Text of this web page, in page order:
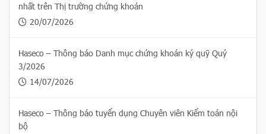
nhất trên Thị trường chứng khoán
20/07/2026
Haseco – Thông báo Danh mục chứng khoán ký quỹ Quý
3/2026
14/07/2026
Haseco – Thông báo tuyển dụng Chuyên viên Kiểm toán nội
bộ